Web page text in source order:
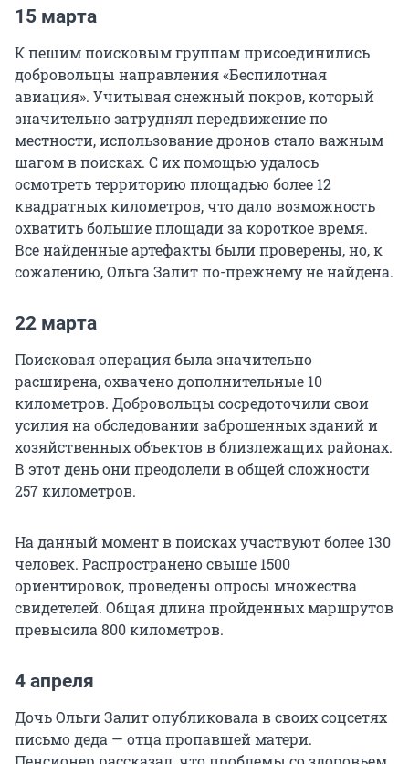
15 марта
К пешим поисковым группам присоединились
добровольцы направления «Беспилотная
авиация». Учитывая снежный покров, который
значительно затруднял передвижение по
местности, использование дронов стало важным
шагом в поисках. С их помощью удалось
осмотреть территорию площадью более 12
квадратных километров, что дало возможность
охватить большие площади за короткое время.
Все найденные артефакты были проверены, но, к
сожалению, Ольга Залит по-прежнему не найдена.
22 марта
Поисковая операция была значительно
расширена, охвачено дополнительные 10
километров. Добровольцы сосредоточили свои
усилия на обследовании заброшенных зданий и
хозяйственных объектов в близлежащих районах.
В этот день они преодолели в общей сложности
257 километров.
На данный момент в поисках участвуют более 130
человек. Распространено свыше 1500
ориентировок, проведены опросы множества
свидетелей. Общая длина пройденных маршрутов
превысила 800 километров.
4 апреля
Дочь Ольги Залит опубликовала в своих соцсетях
письмо деда — отца пропавшей матери.